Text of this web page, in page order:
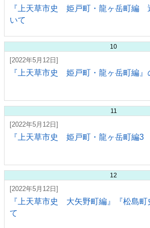
『上天草市史 姫戸町・龍ヶ岳町編
いて
10
[2022年5月12日]
『上天草市史 姫戸町・龍ヶ岳町編』
11
[2022年5月12日]
『上天草市史 姫戸町・龍ヶ岳町編3
12
[2022年5月12日]
『上天草市史 大矢野町編』『松島町
て